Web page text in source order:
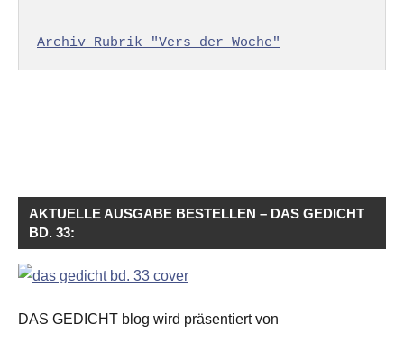
Archiv Rubrik "Vers der Woche"
AKTUELLE AUSGABE BESTELLEN – DAS GEDICHT
BD. 33:
DAS GEDICHT blog wird präsentiert von